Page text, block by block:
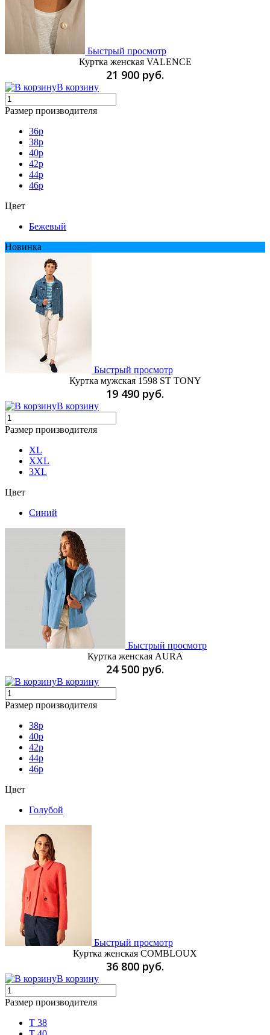
Быстрый просмотр
Куртка женская VALENCE
21 900 руб.
В корзину
Размер производителя
36р
38р
40р
42р
44р
46р
Цвет
Бежевый
Новинка
Быстрый просмотр
Куртка мужская 1598 ST TONY
19 490 руб.
В корзину
Размер производителя
XL
XXL
3XL
Цвет
Синий
Быстрый просмотр
Куртка женская AURA
24 500 руб.
В корзину
Размер производителя
38р
40р
42р
44р
46р
Цвет
Голубой
Быстрый просмотр
Куртка женская COMBLOUX
36 800 руб.
В корзину
Размер производителя
T 38